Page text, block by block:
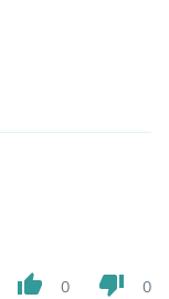
thumb_up 0 thumb_down 0